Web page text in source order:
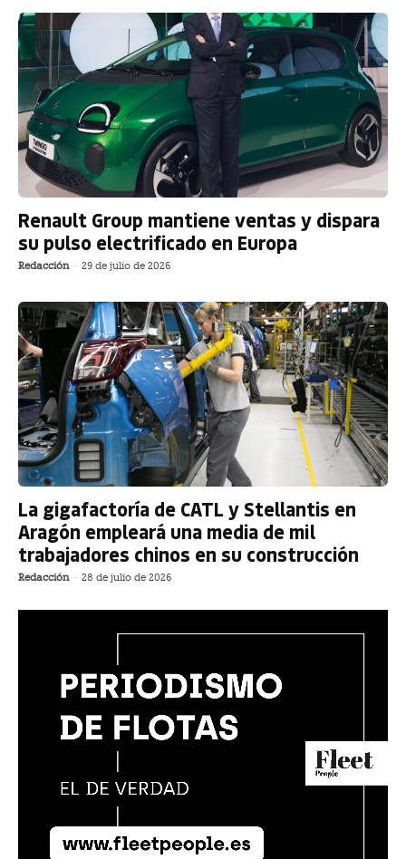
Renault Group mantiene ventas y dispara
su pulso electrificado en Europa
Redacción - 29 de julio de 2026
La gigafactoría de CATL y Stellantis en
Aragón empleará una media de mil
trabajadores chinos en su construcción
Redacción - 28 de julio de 2026